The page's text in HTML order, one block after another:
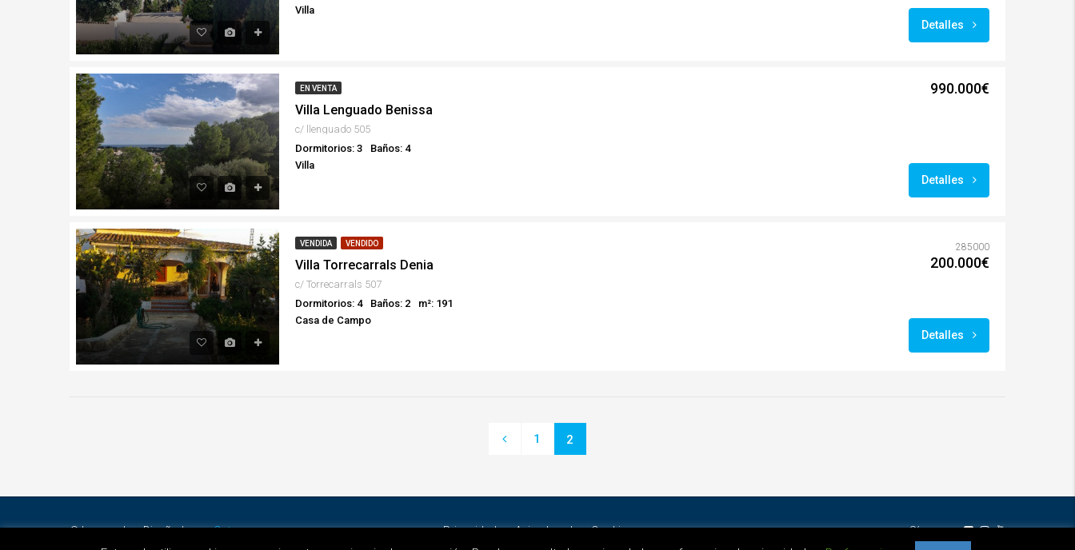
Villa
Detalles
EN VENTA
Villa Lenguado Benissa
c/ llenguado 505
Dormitorios: 3
Baños: 4
Villa
990.000€
Detalles
VENDIDA VENDIDO
Villa Torrecarrals Denia
c/ Torrecarrals 507
Dormitorios: 4
Baños: 2
m²: 191
Casa de Campo
285000
200.000€
Detalles
1 2
© Invermobe - Diseñado porOctans
Privacidad Aviso Legal Cookies Síguenos